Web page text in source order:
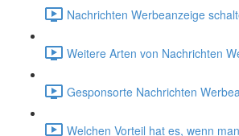
Nachrichten Werbeanzeige
Weitere Arten von Nachrichten
Gesponsorte Nachrichten
Welchen Vorteil hat es, wenn